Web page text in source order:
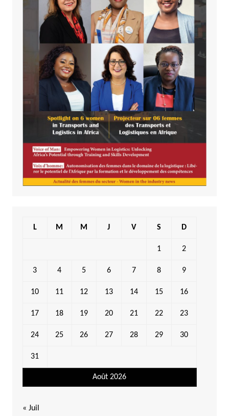
Août 2026
L M M J V S D
1 2
3 4 5 6 7 8 9
10 11 12 13 14 15 16
17 18 19 20 21 22 23
24 25 26 27 28 29 30
31
« Juil